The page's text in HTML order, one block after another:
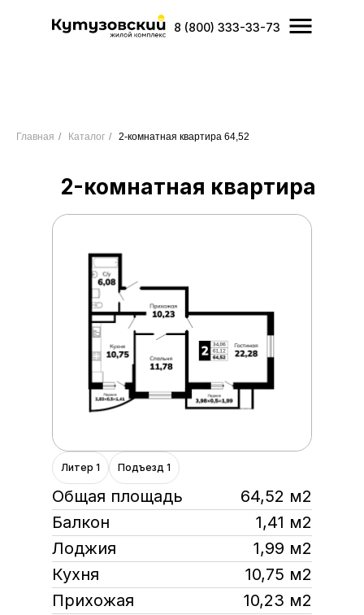
8 (800) 333-33-73
Главная / Каталог / 2-комнатная квартира 64,52
Литер 1 Подъезд 1
Общая площадь
64,52 м2
Балкон
1,41 м2
Лоджия
1,99 м2
Кухня
10,75 м2
Прихожая
10,23 м2
2-комнатная квартира